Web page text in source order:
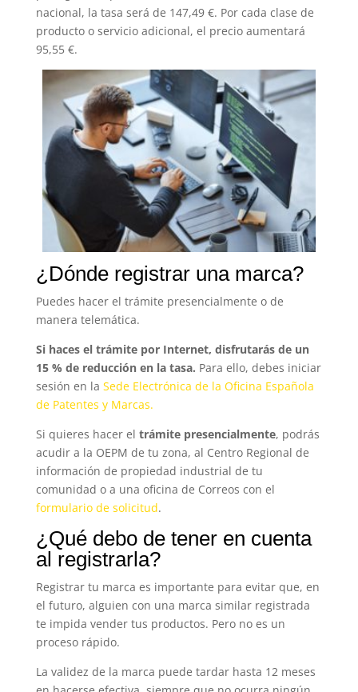
nacional, la tasa será de 147,49 €. Por cada clase de
producto o servicio adicional, el precio aumentará
95,55 €.
¿Dónde registrar una marca?
Puedes hacer el trámite presencialmente o de
manera telemática.
Si haces el trámite por Internet, disfrutarás de un
15 % de reducción en la tasa. Para ello, debes iniciar
sesión en la Sede Electrónica de la Oficina Española
de Patentes y Marcas.
Si quieres hacer el trámite presencialmente, podrás
acudir a la OEPM de tu zona, al Centro Regional de
información de propiedad industrial de tu
comunidad o a una oficina de Correos con el
formulario de solicitud.
¿Qué debo de tener en cuenta
al registrarla?
Registrar tu marca es importante para evitar que, en
el futuro, alguien con una marca similar registrada
te impida vender tus productos. Pero no es un
proceso rápido.
La validez de la marca puede tardar hasta 12 meses